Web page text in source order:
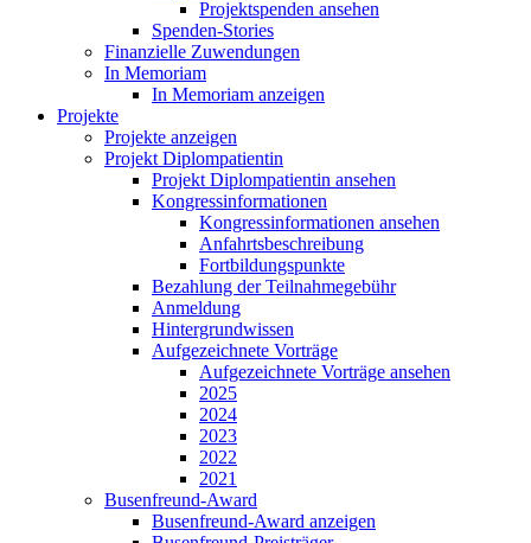
Projektspenden ansehen
Spenden-Stories
Finanzielle Zuwendungen
In Memoriam
In Memoriam anzeigen
Projekte
Projekte anzeigen
Projekt Diplompatientin
Projekt Diplompatientin ansehen
Kongressinformationen
Kongressinformationen ansehen
Anfahrtsbeschreibung
Fortbildungspunkte
Bezahlung der Teilnahmegebühr
Anmeldung
Hintergrundwissen
Aufgezeichnete Vorträge
Aufgezeichnete Vorträge ansehen
2025
2024
2023
2022
2021
Busenfreund-Award
Busenfreund-Award anzeigen